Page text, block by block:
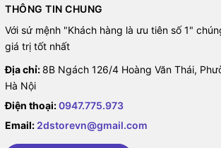
THÔNG TIN CHUNG
Với sứ mệnh "Khách hàng là ưu tiên số 1"
giá trị tốt nhất
Địa chỉ: 8B Ngách 126/4 Hoàng Văn Thái,
Hà Nội
Điện thoại:0947.775.973
Email: 2dstorevn@gmail.com